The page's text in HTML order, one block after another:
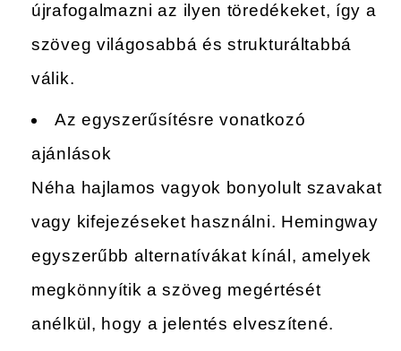
újrafogalmazni az ilyen töredékeket, így a
szöveg világosabbá és strukturáltabbá
válik.
Az egyszerűsítésre vonatkozó
ajánlások
Néha hajlamos vagyok bonyolult szavakat
vagy kifejezéseket használni. Hemingway
egyszerűbb alternatívákat kínál, amelyek
megkönnyítik a szöveg megértését
anélkül, hogy a jelentés elveszítené.